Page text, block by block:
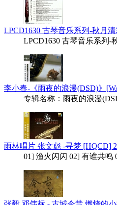
LPCD1630 古琴音乐系列-秋月
LPCD1630 古琴音乐系列-
李小春-《雨夜的浪漫(DSD)》
专辑名称：雨夜的浪漫
雨林唱片 张文彪 -寻梦 [HQCD]
01] 渔火闪闪 02] 有谁共鸣